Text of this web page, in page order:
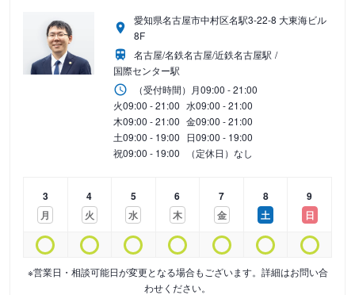
愛知県名古屋市中村区名駅3-22-8 大東海ビル
8F
名古屋/名鉄名古屋/近鉄名古屋駅
国際センター駅
（受付時間） 月09:00 - 21:00
火09:00 - 21:00 水09:00 - 21:00
木09:00 - 21:00 金09:00 - 21:00
土09:00 - 19:00 日09:00 - 19:00
祝09:00 - 19:00 （定休日）なし
3
月
4
火
5
水
6
木
7
金
8
土
9
日
※営業日・相談可能日が変更となる場合もございます。詳細はお問い合
わせください。